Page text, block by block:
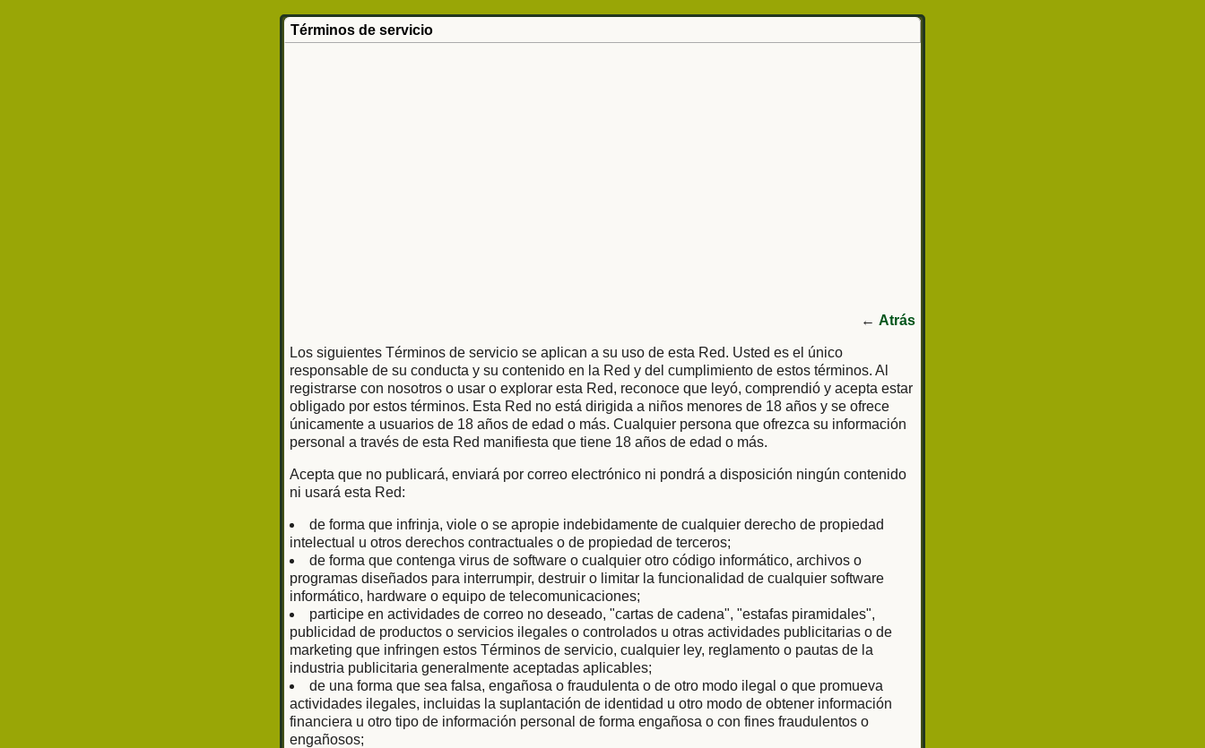
Términos de servicio
← Atrás
Los siguientes Términos de servicio se aplican a su uso de esta Red. Usted es el único
responsable de su conducta y su contenido en la Red y del cumplimiento de estos términos. Al
registrarse con nosotros o usar o explorar esta Red, reconoce que leyó, comprendió y acepta estar
obligado por estos términos. Esta Red no está dirigida a niños menores de 18 años y se ofrece
únicamente a usuarios de 18 años de edad o más. Cualquier persona que ofrezca su información
personal a través de esta Red manifiesta que tiene 18 años de edad o más.
Acepta que no publicará, enviará por correo electrónico ni pondrá a disposición ningún contenido
ni usará esta Red:
de forma que infrinja, viole o se apropie indebidamente de cualquier derecho de propiedad
intelectual u otros derechos contractuales o de propiedad de terceros;
de forma que contenga virus de software o cualquier otro código informático, archivos o
programas diseñados para interrumpir, destruir o limitar la funcionalidad de cualquier software
informático, hardware o equipo de telecomunicaciones;
participe en actividades de correo no deseado, "cartas de cadena", "estafas piramidales",
publicidad de productos o servicios ilegales o controlados u otras actividades publicitarias o de
marketing que infringen estos Términos de servicio, cualquier ley, reglamento o pautas de la
industria publicitaria generalmente aceptadas aplicables;
de una forma que sea falsa, engañosa o fraudulenta o de otro modo ilegal o que promueva
actividades ilegales, incluidas la suplantación de identidad u otro modo de obtener información
financiera u otro tipo de información personal de forma engañosa o con fines fraudulentos o
engañosos;